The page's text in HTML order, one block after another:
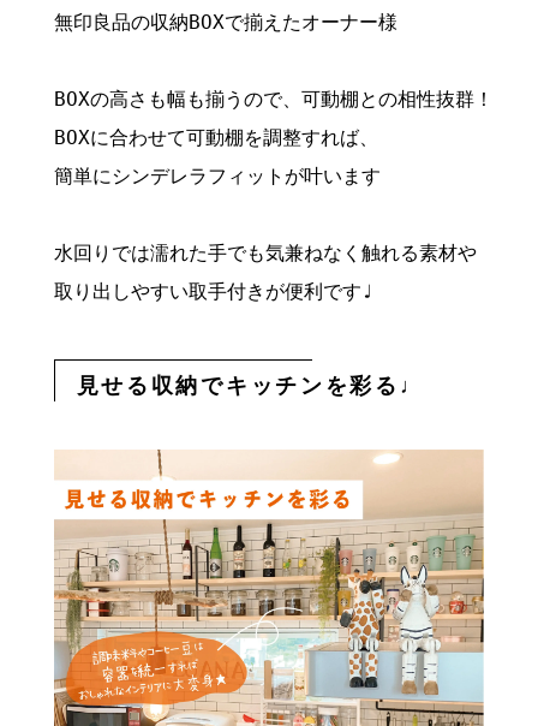
無印良品の収納BOXで揃えたオーナー様
BOXの高さも幅も揃うので、可動棚との相性抜群！
BOXに合わせて可動棚を調整すれば、
簡単にシンデレラフィットが叶います
水回りでは濡れた手でも気兼ねなく触れる素材や
取り出しやすい取手付きが便利です♩
見せる収納でキッチンを彩る♩